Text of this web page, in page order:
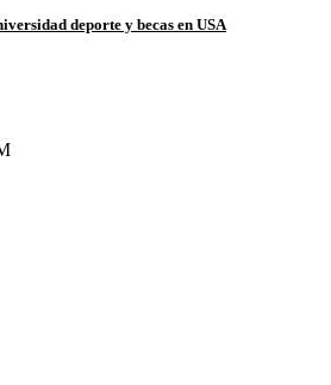
deporte y becas en USA